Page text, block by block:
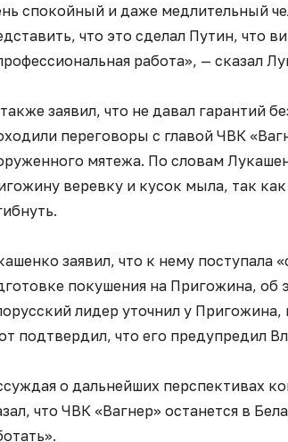
спокойный и даже медлительный
что это сделал Путин, что
работа», — сказал
заявил, что не давал гарантий
переговоры с главой ЧВК
мятежа. По словам
веревку и кусок мыла, так
заявил, что к нему поступала
покушения на Пригожина,
лидер уточнил у
подтвердил, что его предупредил
о дальнейших перспективах
что ЧВК «Вагнер» останется в